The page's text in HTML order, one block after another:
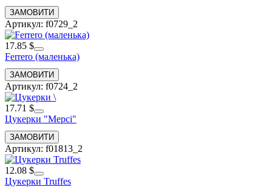
Артикул: f0729_2
17.85 $
Ferrero (маленька)
Артикул: f0724_2
17.71 $
Цукерки "Мерсі"
Артикул: f01813_2
12.08 $
Цукерки Truffes